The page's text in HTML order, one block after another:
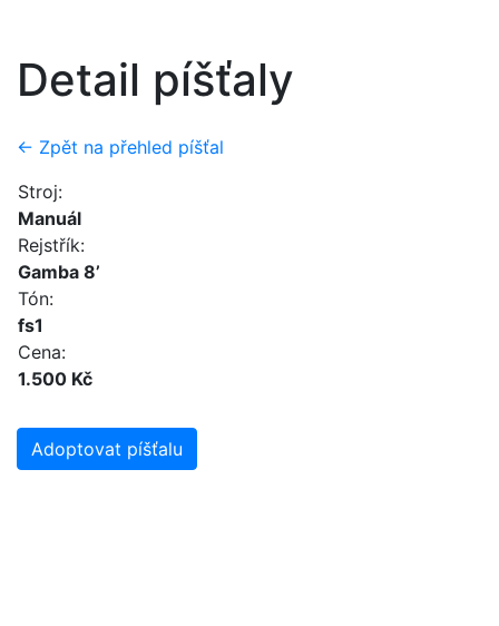
Detail píšťaly
← Zpět na přehled píšťal
Stroj:
Manuál
Rejstřík:
Gamba 8’
Tón:
fs1
Cena:
1.500 Kč
Adoptovat píšťalu